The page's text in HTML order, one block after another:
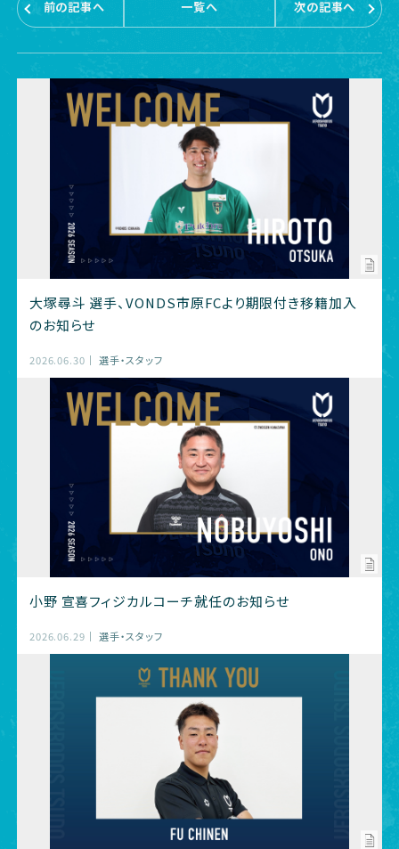
前の記事へ 一覧へ 次の記事へ
大塚尋斗 選手、VONDS市原FCより期限付き移籍加入
のお知らせ
2026.06.30 選手・スタッフ
小野 宣喜フィジカルコーチ就任のお知らせ
2026.06.29 選手・スタッフ